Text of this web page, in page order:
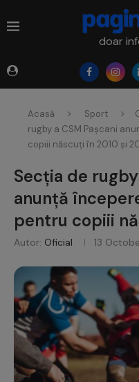
doar
Acasă Sport
rugby a CSM Pașcani
copiii născuți în 2010 și
Secția de
anunță
pentru copiii
Autor: Oficial 13